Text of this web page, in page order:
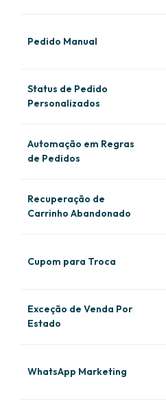
Pedido Manual
Status de Pedido
Personalizados
Automação em Regras
de Pedidos
Recuperação de
Carrinho Abandonado
Cupom para Troca
Exceção de Venda Por
Estado
WhatsApp Marketing